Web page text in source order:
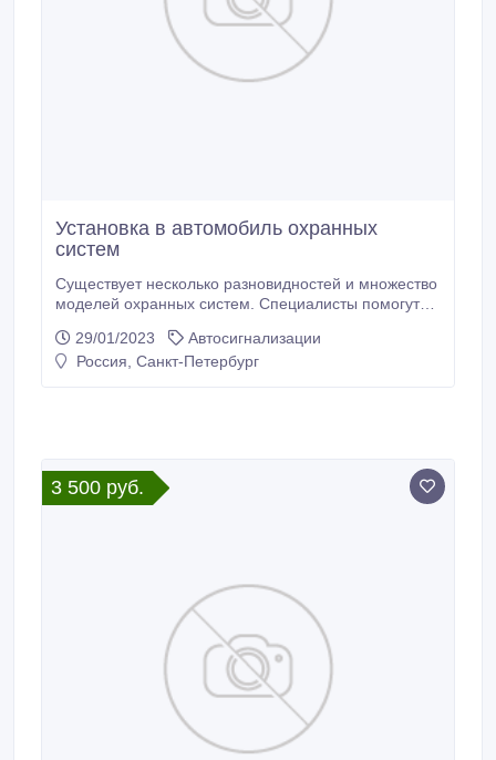
Установка в автомобиль охранных
систем
Существует несколько разновидностей и множество
моделей охранных систем. Специалисты помогут
запросам. Рассмотрим основные виды защиты авто
от взлома и угона. Защита автомобиля от угона и
29/01/2023
Автосигнализации
Россия, Санкт-Петербург
3 500 руб.